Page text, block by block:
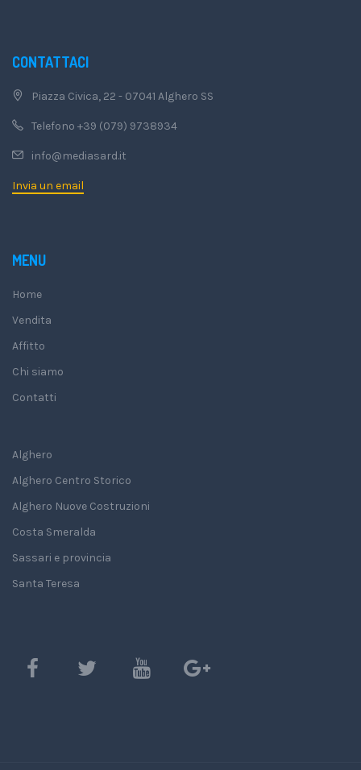
CONTATTACI
Piazza Civica, 22 - 07041 Alghero SS
Telefono +39 (079) 9738934
info@mediasard.it
Invia un email
MENU
Home
Vendita
Affitto
Chi siamo
Contatti
Alghero
Alghero Centro Storico
Alghero Nuove Costruzioni
Costa Smeralda
Sassari e provincia
Santa Teresa